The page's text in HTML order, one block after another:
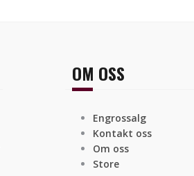
OM OSS
Engrossalg
Kontakt oss
Om oss
Store